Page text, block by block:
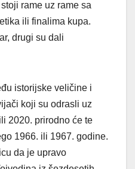
rame uz rame sa
ili finalima kupa.
drugi su dali
istorijske veličine i
koji su odrasli uz
2020. prirodno će te
1966. ili 1967. godine.
da je upravo